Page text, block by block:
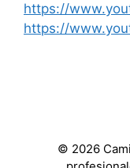
https://
https://
© 2026